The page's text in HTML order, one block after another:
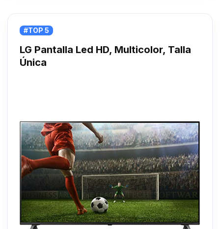
#TOP 5
LG Pantalla Led HD, Multicolor, Talla
Única